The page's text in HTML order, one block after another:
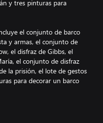
y tres pinturas para
el conjunto de barco
y armas, el conjunto de
el disfraz de Gibbs, el
el conjunto de disfraz
la prisión, el lote de gestos
para decorar un barco